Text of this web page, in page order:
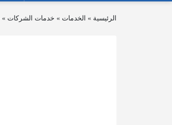
الرئيسية » الخدمات » خدمات الشركات »